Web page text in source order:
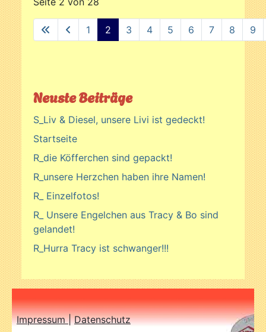
1 2 3 4 5 6 7 8 9
Neuste Beiträge
S_Liv & Diesel, unsere Livi ist gedeckt!
Startseite
R_die Köfferchen sind gepackt!
R_unsere Herzchen haben ihre Namen!
R_ Einzelfotos!
R_ Unsere Engelchen aus Tracy & Bo sind
gelandet!
R_Hurra Tracy ist schwanger!!!
Impressum|Datenschutz